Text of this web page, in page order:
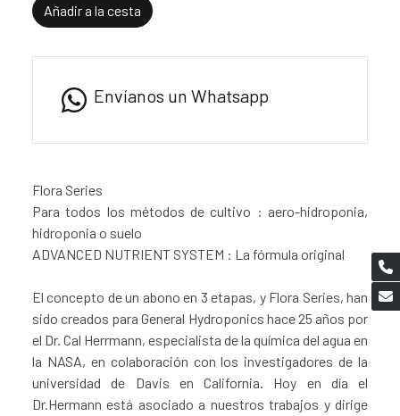
Añadir a la cesta
Envíanos un Whatsapp
Flora Series
Para todos los métodos de cultivo : aero-hidroponia,
hidroponia o suelo
ADVANCED NUTRIENT SYSTEM : La fórmula original
El concepto de un abono en 3 etapas, y Flora Series, han
sido creados para General Hydroponics hace 25 años por
el Dr. Cal Herrmann, especialista de la química del agua en
la NASA, en colaboración con los investigadores de la
universidad de Davis en California. Hoy en día el
Dr.Hermann está asociado a nuestros trabajos y dirige